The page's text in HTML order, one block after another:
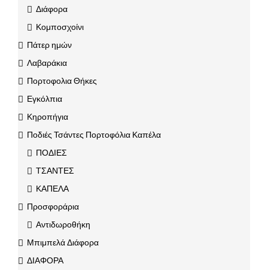
Διάφορα
Κομποσχοίνι
Πάτερ ημών
Λαβαράκια
Πορτοφολια Θήκες
Εγκόλπια
Κηροπήγια
Ποδιές Τσάντες Πορτοφόλια Καπέλα
ΠΟΔΙΕΣ
ΤΣΑΝΤΕΣ
ΚΑΠΕΛΑ
Προσφοράρια
Αντιδωροθήκη
Μπιμπελά Διάφορα
ΔΙΑΦΟΡΑ